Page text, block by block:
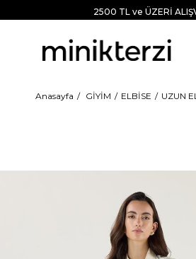
2500 TL ve ÜZERİ
Anasayfa GİYİM ELBİSE UZUN